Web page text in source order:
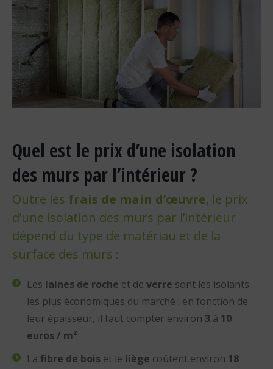
Quel est le prix d’une isolation
des murs par l’intérieur ?
Outre les frais de main d’œuvre, le prix
d’une isolation des murs par l’intérieur
dépend du type de matériau et de la
surface des murs :
Les laines de roche et de verre sont les isolants
les plus économiques du marché ; en fonction de
leur épaisseur, il faut compter environ 3 à 10
euros / m²
La fibre de bois et le liège coûtent environ 18